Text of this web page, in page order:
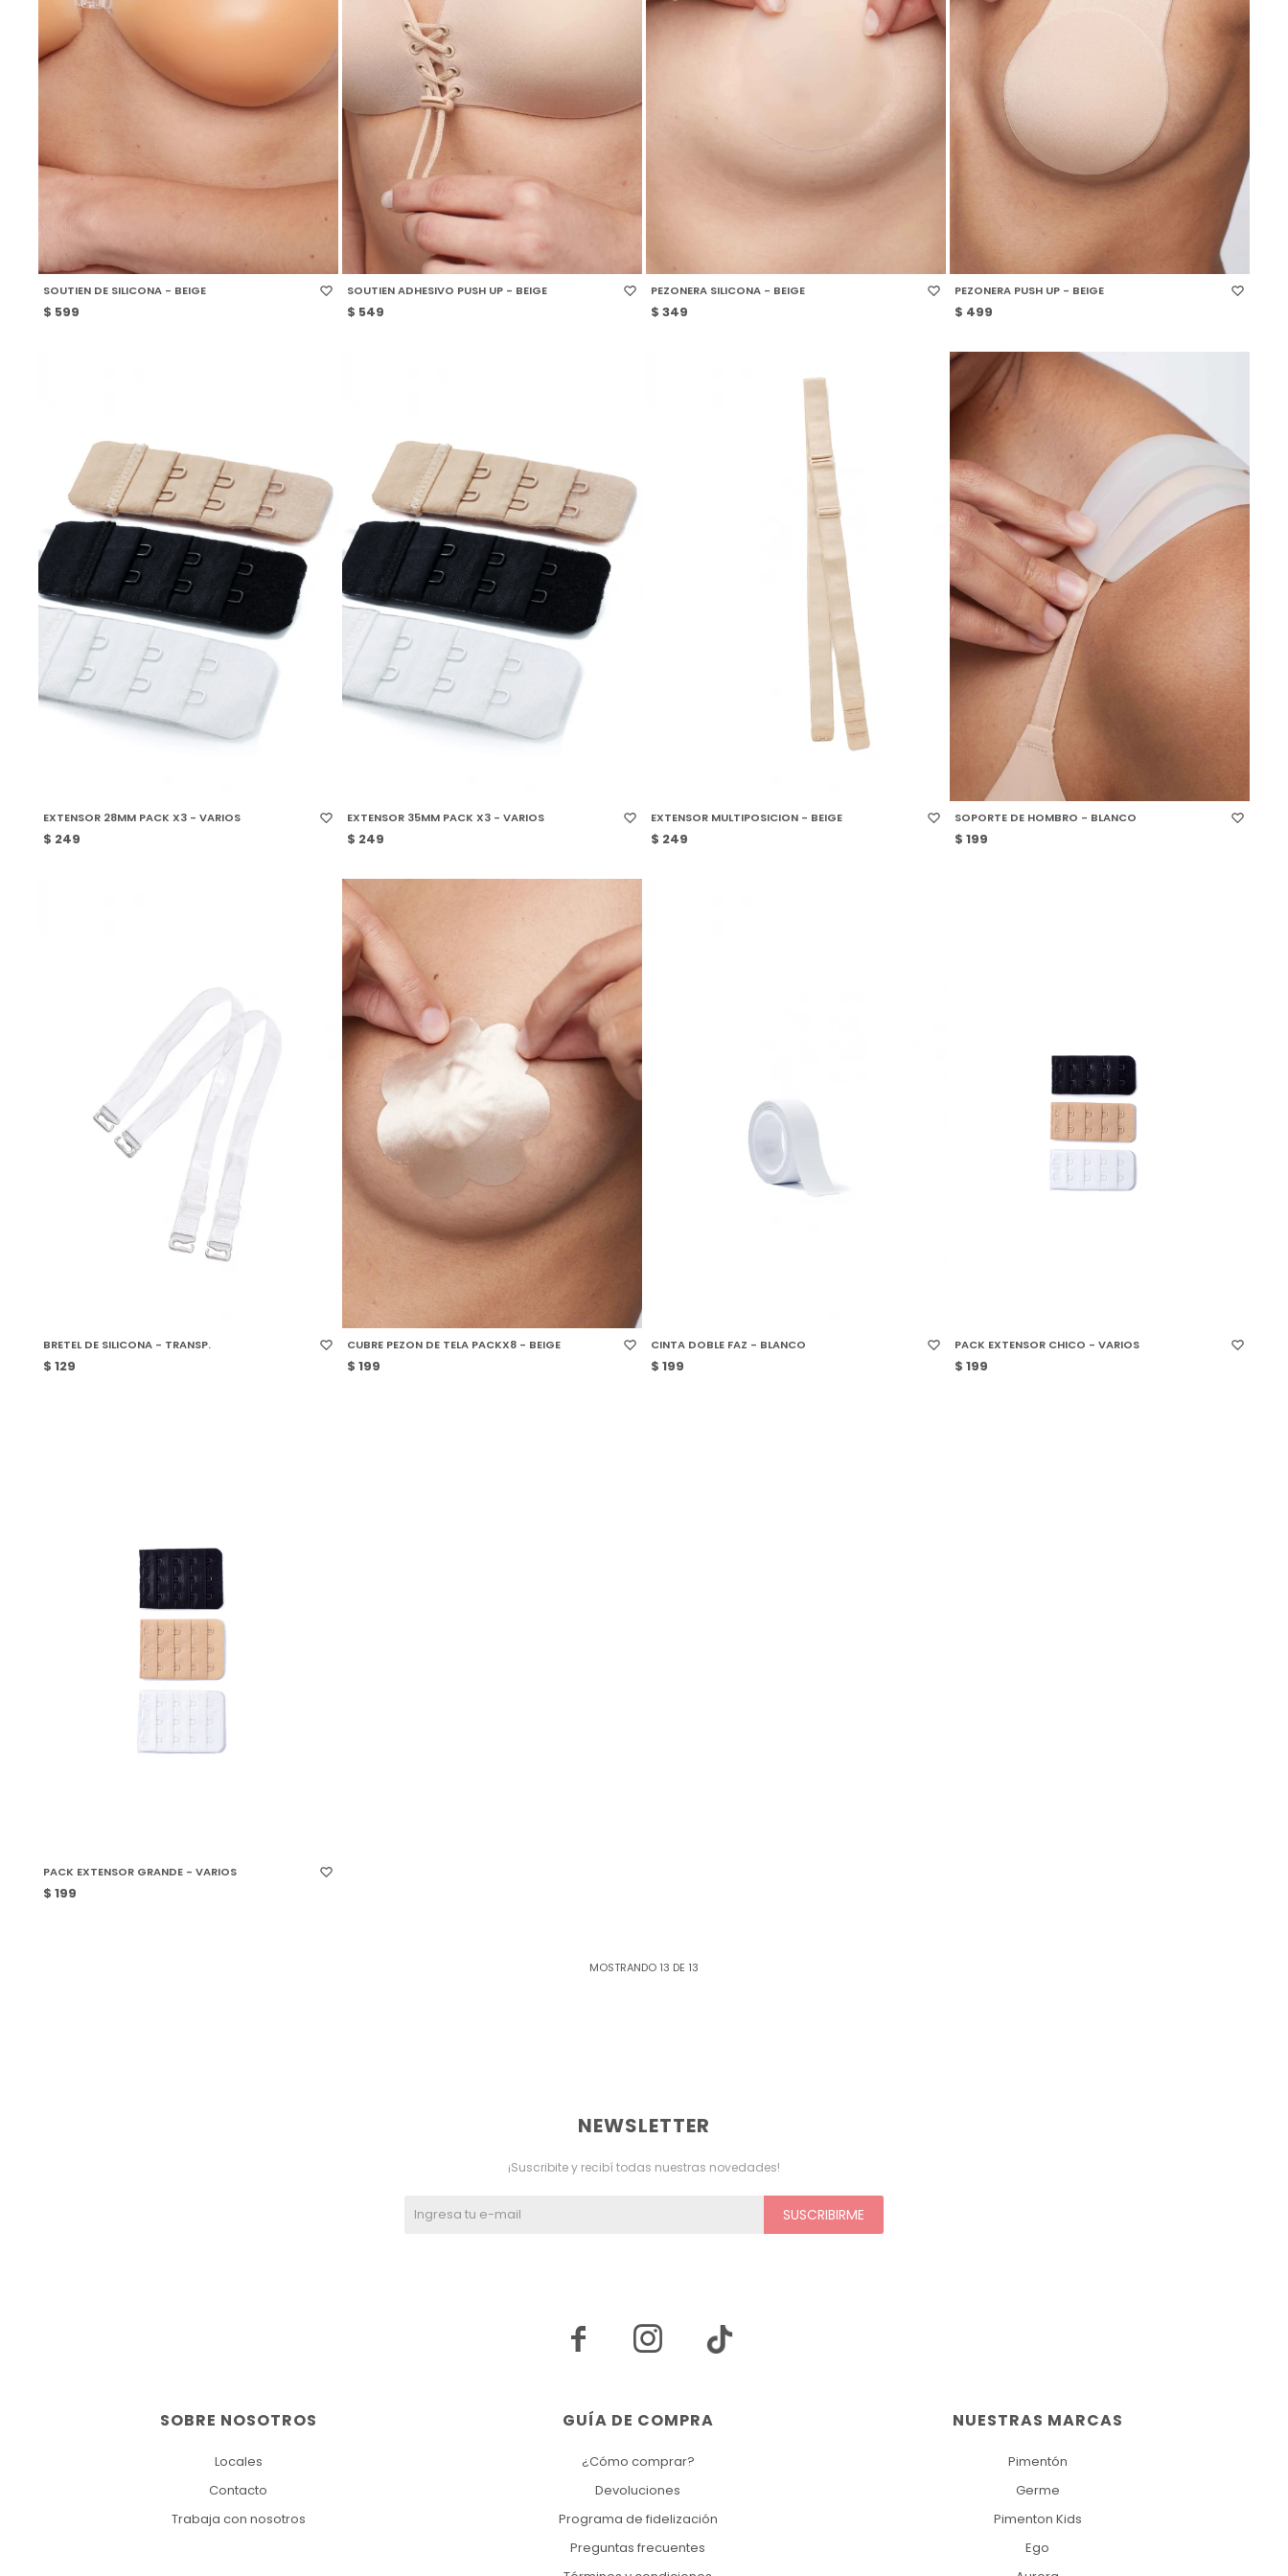
SELECCIONAR TALLE
SOUTIEN DE SILICONA - BEIGE
$ 599
SELECCIONAR TALLE
SOUTIEN ADHESIVO PUSH UP - BEIGE
$ 549
PEZONERA SILICONA - BEIGE
$ 349
PEZONERA PUSH UP - BEIGE
$ 499
EXTENSOR 28MM PACK X3 - VARIOS
$ 249
EXTENSOR 35MM PACK X3 - VARIOS
$ 249
EXTENSOR MULTIPOSICION - BEIGE
$ 249
SELECCIONAR TALLE
SOPORTE DE HOMBRO - BLANCO
$ 199
BRETEL DE SILICONA - TRANSP.
$ 129
CUBRE PEZON DE TELA PACKX8 - BEIGE
$ 199
CINTA DOBLE FAZ - BLANCO
$ 199
PACK EXTENSOR CHICO - VARIOS
$ 199
PACK EXTENSOR GRANDE - VARIOS
$ 199
MOSTRANDO 13 DE 13
NUESTRAS MARCAS
Pimentón
Germe
Pimenton Kids
Ego
GUÍA DE COMPRA
¿Cómo comprar?
Devoluciones
Programa de fidelización
Preguntas frecuentes
SOBRE NOSOTROS
Locales
Contacto
Trabaja con nosotros
NEWSLETTER
¡Suscribite y recibí todas nuestras novedades!
SUSCRIBIRME
 